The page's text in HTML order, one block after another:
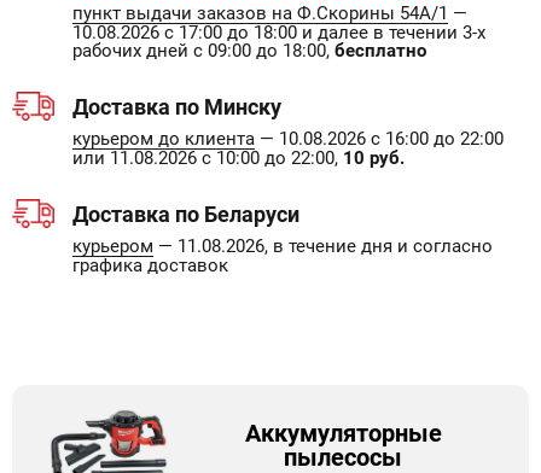
пункт выдачи заказов на Ф.Скорины 54А/1 —
10.08.2026 с 17:00 до 18:00 и далее в течении 3-х
рабочих дней с 09:00 до 18:00, бесплатно
Доставка по Минску
курьером до клиента — 10.08.2026 с 16:00 до 22:00
или 11.08.2026 с 10:00 до 22:00, 10 руб.
Доставка по Беларуси
курьером — 11.08.2026, в течение дня и согласно
графика доставок
Аккумуляторные
пылесосы